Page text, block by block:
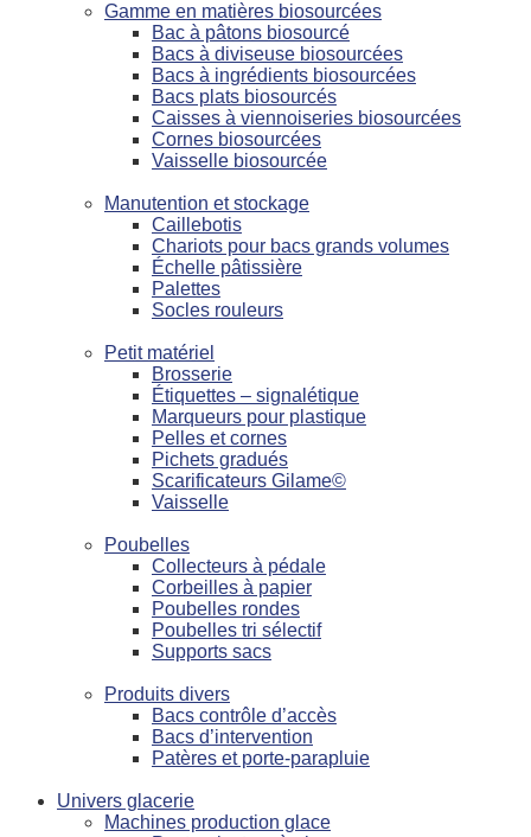
Gamme en matières biosourcées
Bac à pâtons biosourcé
Bacs à diviseuse biosourcées
Bacs à ingrédients biosourcées
Bacs plats biosourcés
Caisses à viennoiseries biosourcées
Cornes biosourcées
Vaisselle biosourcée
Manutention et stockage
Caillebotis
Chariots pour bacs grands volumes
Échelle pâtissière
Palettes
Socles rouleurs
Petit matériel
Brosserie
Étiquettes – signalétique
Marqueurs pour plastique
Pelles et cornes
Pichets gradués
Scarificateurs Gilame©
Vaisselle
Poubelles
Collecteurs à pédale
Corbeilles à papier
Poubelles rondes
Poubelles tri sélectif
Supports sacs
Produits divers
Bacs contrôle d’accès
Bacs d’intervention
Patères et porte-parapluie
Univers glacerie
Machines production glace